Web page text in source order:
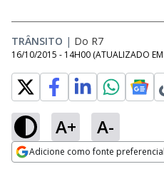
TRÂNSITO | Do R7
16/10/2015 - 14H00 (ATUALIZADO EM
A+ A-
Adicione como fonte